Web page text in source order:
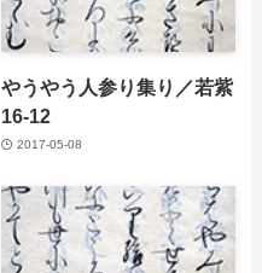
やうやう人参り集り／若紫
16-12
2017-05-08